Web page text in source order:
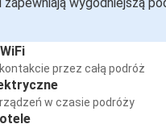
przez całą podróż
w czasie podróży